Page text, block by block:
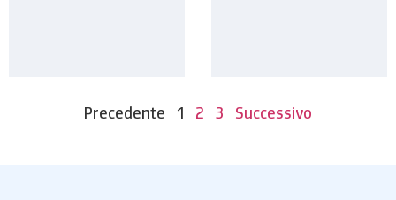
Precedente 1 2 3 Successivo